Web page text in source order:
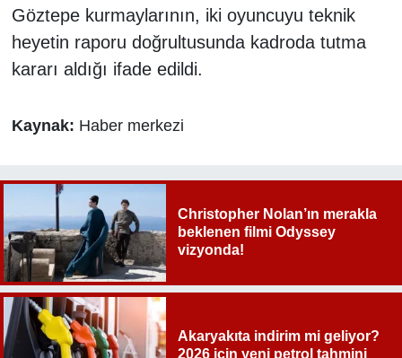
Göztepe kurmaylarının, iki oyuncuyu teknik
heyetin raporu doğrultusunda kadroda tutma
kararı aldığı ifade edildi.
Kaynak: Haber merkezi
Christopher Nolan’ın merakla
beklenen filmi Odyssey
vizyonda!
Akaryakıta indirim mi geliyor?
2026 için yeni petrol tahmini